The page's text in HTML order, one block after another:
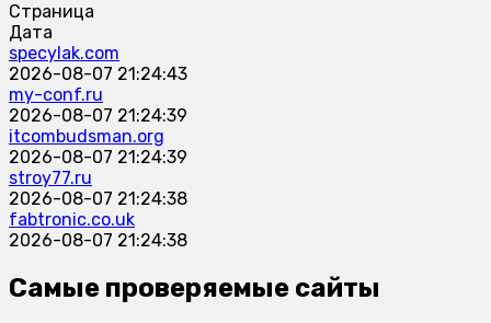
Страница
Дата
specylak.com
2026-08-07 21:24:43
my-conf.ru
2026-08-07 21:24:39
itcombudsman.org
2026-08-07 21:24:39
stroy77.ru
2026-08-07 21:24:38
fabtronic.co.uk
2026-08-07 21:24:38
Самые проверяемые сайты